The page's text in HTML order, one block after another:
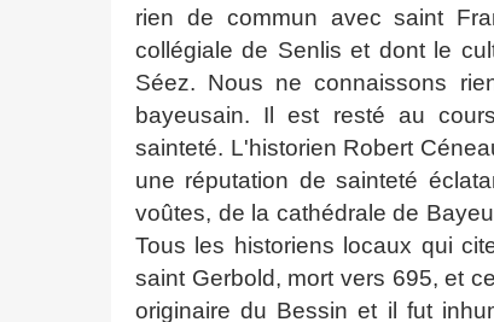
rien de commun avec saint
collégiale de Senlis et dont le
Séez. Nous ne connaissons
bayeusain. Il est resté au
sainteté. L'historien Robert
une réputation de sainteté
voûtes, de la cathédrale de
Tous les historiens locaux qui
saint Gerbold, mort vers 695, et
originaire du Bessin et il fut